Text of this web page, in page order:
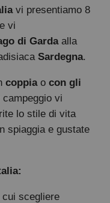
vi presentiamo 8
vi
di Gardaalla
Sardegna.
coppiao con gli
vi
lo stile di vita
spiaggia e gustate
cui scegliere